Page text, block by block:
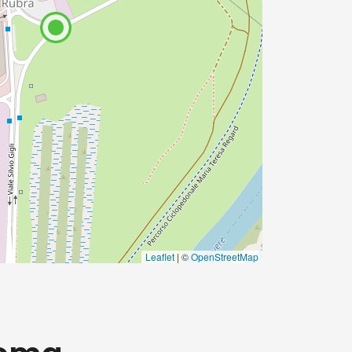
occhi diversi questi famosi monumenti.
di una guida esperta
più famosi della città, come laFontana di
Leaflet | ©OpenStreetMap